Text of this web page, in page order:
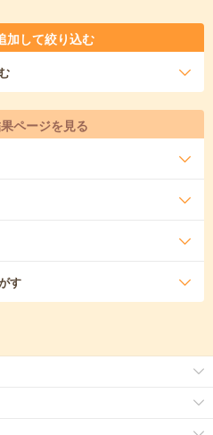
加して絞り込む
ページを見る
す